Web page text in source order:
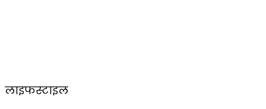
लाइफस्टाइल